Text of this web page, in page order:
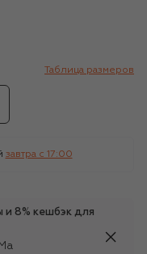
Таблица размеров
завтра c 17:00
и 8% кешбэк для